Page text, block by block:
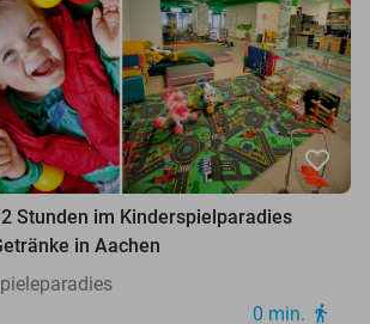
favorite_border
Stunden im Kinderspielparadies
in Aachen
0 min. directions_walk